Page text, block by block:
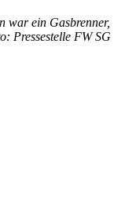
war ein Gasbrenner,
Pressestelle FW SG